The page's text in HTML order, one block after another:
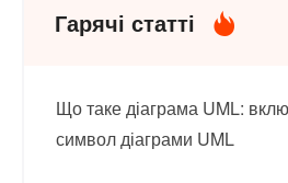
Гарячі статті
Що таке діаграма UML:
символ діаграми UML